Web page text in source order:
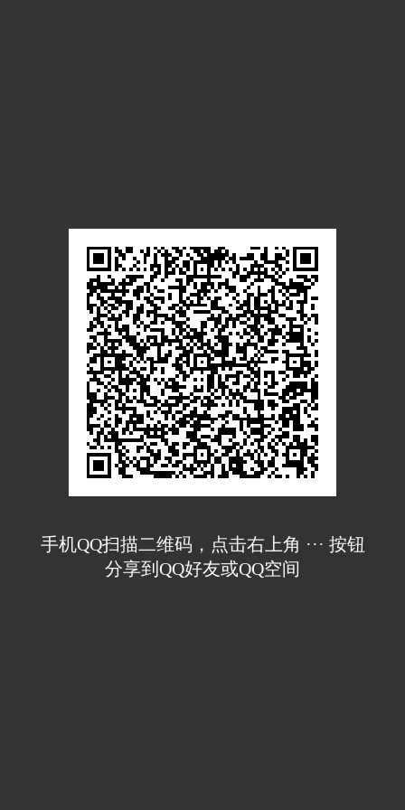
手机QQ扫描二维码，点击右上角 ··· 按钮
分享到QQ好友或QQ空间